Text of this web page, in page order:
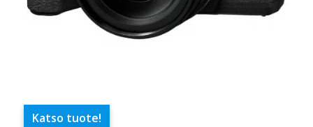
Katso tuote!